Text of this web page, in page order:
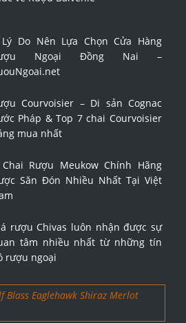
Do Nên Lựa Chọn Cửa Hàng
Ngoại Đồng Nai –
Courvoisier – Di sản Cognac
Pháp & Top 7 chai Courvoisier
mua nhất
Rượu Meukow Chính Hãng
Săn Đón Nhiều Nhất Tại Việt
rượu Chivas luôn nhận được sự
tâm nhiều nhất từ những tín
rượu ngoại
Blass Eaglehawk Shiraz Merlot